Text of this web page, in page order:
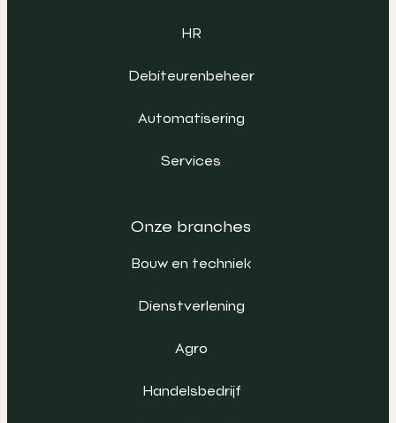
HR
Debiteurenbeheer
Automatisering
Services
Onze branches
Bouw en techniek
Dienstverlening
Agro
Handelsbedrijf